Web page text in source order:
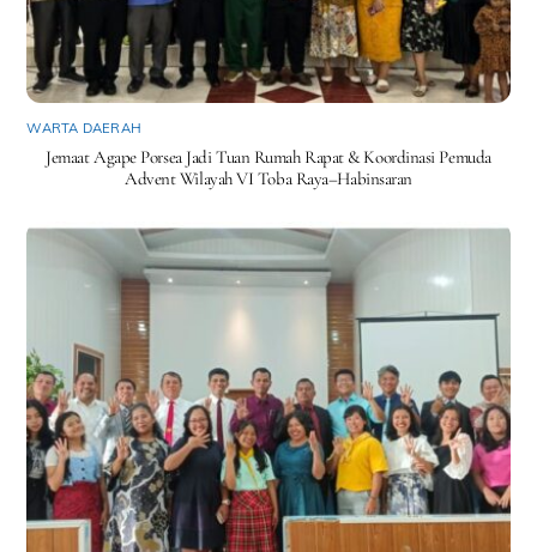
WARTA DAERAH
Jemaat Agape Porsea Jadi Tuan Rumah Rapat & Koordinasi Pemuda
Advent Wilayah VI Toba Raya–Habinsaran